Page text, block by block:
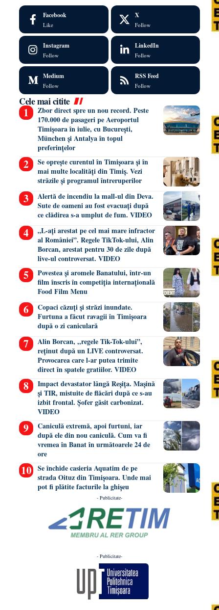
Facebook
Like
X
Follow
Instagram
Follow
LinkedIn
Follow
Medium
Follow
RSS Feed
Follow
Cele mai citite
Zbor direct spre un nou record. Peste
170.000 de pasageri pe Aeroportul
Timișoara în iulie, cu București,
München și Antalya în topul
preferințelor
Se oprește curentul în Timișoara și în
mai multe localități din Timiș. Vezi
străzile și programul întreruperilor
Alertă de incendiu la mall-ul din Deva.
Sute de oameni au fost evacuați după
ce clădirea s-a umplut de fum. VIDEO
„L-ați arestat pe cel mai mare infractor
al României”. Regele TikTok-ului, Alin
Borcan, arestat pentru 30 de zile după
live-ul controversat. VIDEO
Povestea și aromele Banatului, într-un
film înscris în competiția internațională
Food Film Menu
Copaci căzuți și străzi inundate.
Furtuna a făcut ravagii în Timișoara
după o zi caniculară
Alin Borcan, ,,regele Tik-Tok-ului”,
reținut după un LIVE controversat.
Provocarea care l-ar putea trimite
direct în spatele gratiilor. VIDEO
Impact devastator lângă Reșița. Mașină
și TIR, mistuite de flăcări după ce s-au
izbit frontal. Șofer găsit carbonizat.
VIDEO
Caniculă extremă, apoi furtuni, iar
după ele din nou caniculă. Cum va fi
vremea în Banat în următoarele 24 de
ore
Se închide casieria Aquatim de pe
strada Oituz din Timișoara. Unde mai
pot fi plătite facturile la ghișeu
- Publicitate-
- Publicitate-